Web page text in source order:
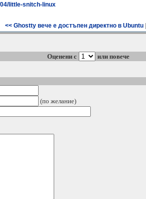
little-snitch-linux
<< Ghostty вече е достъпен директно в Ubuntu|
Оценени с
или повече
(по желание)